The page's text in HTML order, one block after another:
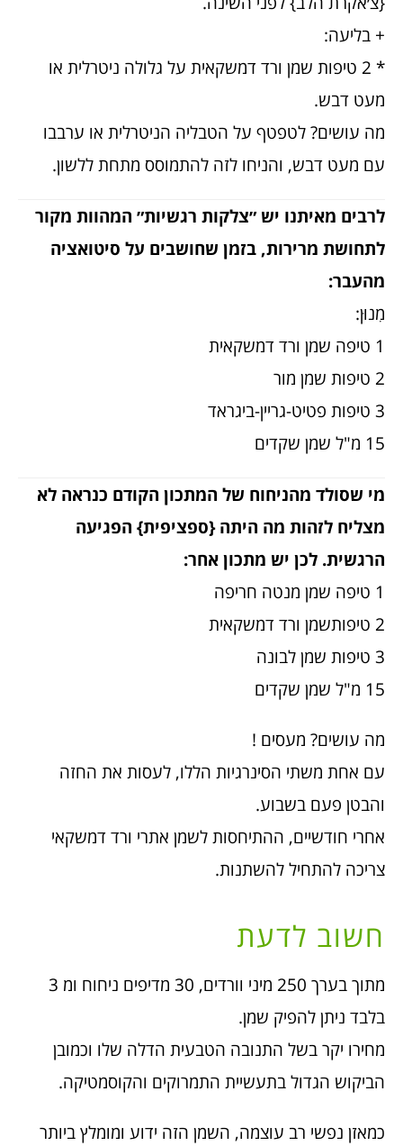
+ בליעה:
* 2 טיפות שמן ורד דמשקאית על גלולה ניטרלית או
מעט דבש.
מה עושים? לטפטף על הטבליה הניטרלית או ערבבו
עם מעט דבש, והניחו לזה להתמוסס מתחת ללשון.
לרבים מאיתנו יש ״צלקות רגשיות״ המהוות מקור
לתחושת מרירות, בזמן שחושבים על סיטואציה
מהעבר:
מִנוּן:
1 טיפה שמן ורד דמשקאית
2 טיפות שמן מור
3 טיפות פטיט-גריין-ביגראד
15 מ"ל שמן שקדים
מי שסולד מהניחוח של המתכון הקודם כנראה לא
מצליח לזהות מה היתה {ספציפית} הפגיעה
הרגשית. לכן יש מתכון אחר:
1 טיפה שמן מנטה חריפה
2 טיפותשמן ורד דמשקאית
3 טיפות שמן לבונה
15 מ"ל שמן שקדים
מה עושים? מעסים !
עם אחת משתי הסינרגיות הללו, לעסות את החזה
והבטן פעם בשבוע.
אחרי חודשיים, ההתיחסות לשמן אתרי ורד דמשקאי
צריכה להתחיל להשתנות.
חשוב לדעת
מתוך בערך 250 מיני וורדים, 30 מדיפים ניחוח ומ 3
בלבד ניתן להפיק שמן.
מחירו יקר בשל התנובה הטבעית הדלה שלו וכמובן
הביקוש הגדול בתעשיית התמרוקים והקוסמטיקה.
כמאזן נפשי רב עוצמה, השמן הזה ידוע ומומלץ ביותר